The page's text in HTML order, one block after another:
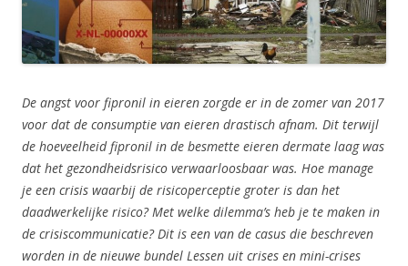
De angst voor fipronil in eieren zorgde er in de zomer van 2017
voor dat de consumptie van eieren drastisch afnam. Dit terwijl
de hoeveelheid fipronil in de besmette eieren dermate laag was
dat het gezondheidsrisico verwaarloosbaar was. Hoe manage
je een crisis waarbij de risicoperceptie groter is dan het
daadwerkelijke risico? Met welke dilemma’s heb je te maken in
de crisiscommunicatie? Dit is een van de casus die beschreven
worden in de nieuwe bundel Lessen uit crises en mini-crises